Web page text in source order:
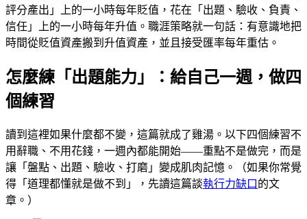
評分產出」上的一小時每年貶值，花在「出題、驗收、負責、
信任」上的一小時每年升值。職涯策略就一句話：有意識地把
時間從貶值資產搬到升值資產，並且接受匯率每年重估。
怎麼練「出題能力」：給自己一週，做四
個練習
讀到這裡如果什麼都不變，這篇就成了雞湯。以下四個練習不
用辭職、不用花錢，一週內都能開始——重點不是做完，而是
讓「盤點、出題、驗收、打磨」變成肌肉記憶。（如果你常覺
得「道理都懂就是做不到」，先讀這篇談執行力缺口 的文
章。）